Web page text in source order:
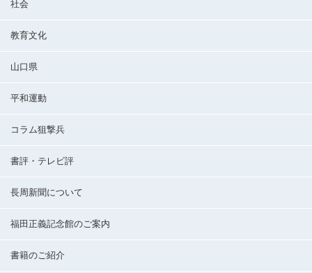
社会
教育文化
山口県
平和運動
コラム狙撃兵
書評・テレビ評
長周新聞について
福田正義記念館のご案内
書籍のご紹介